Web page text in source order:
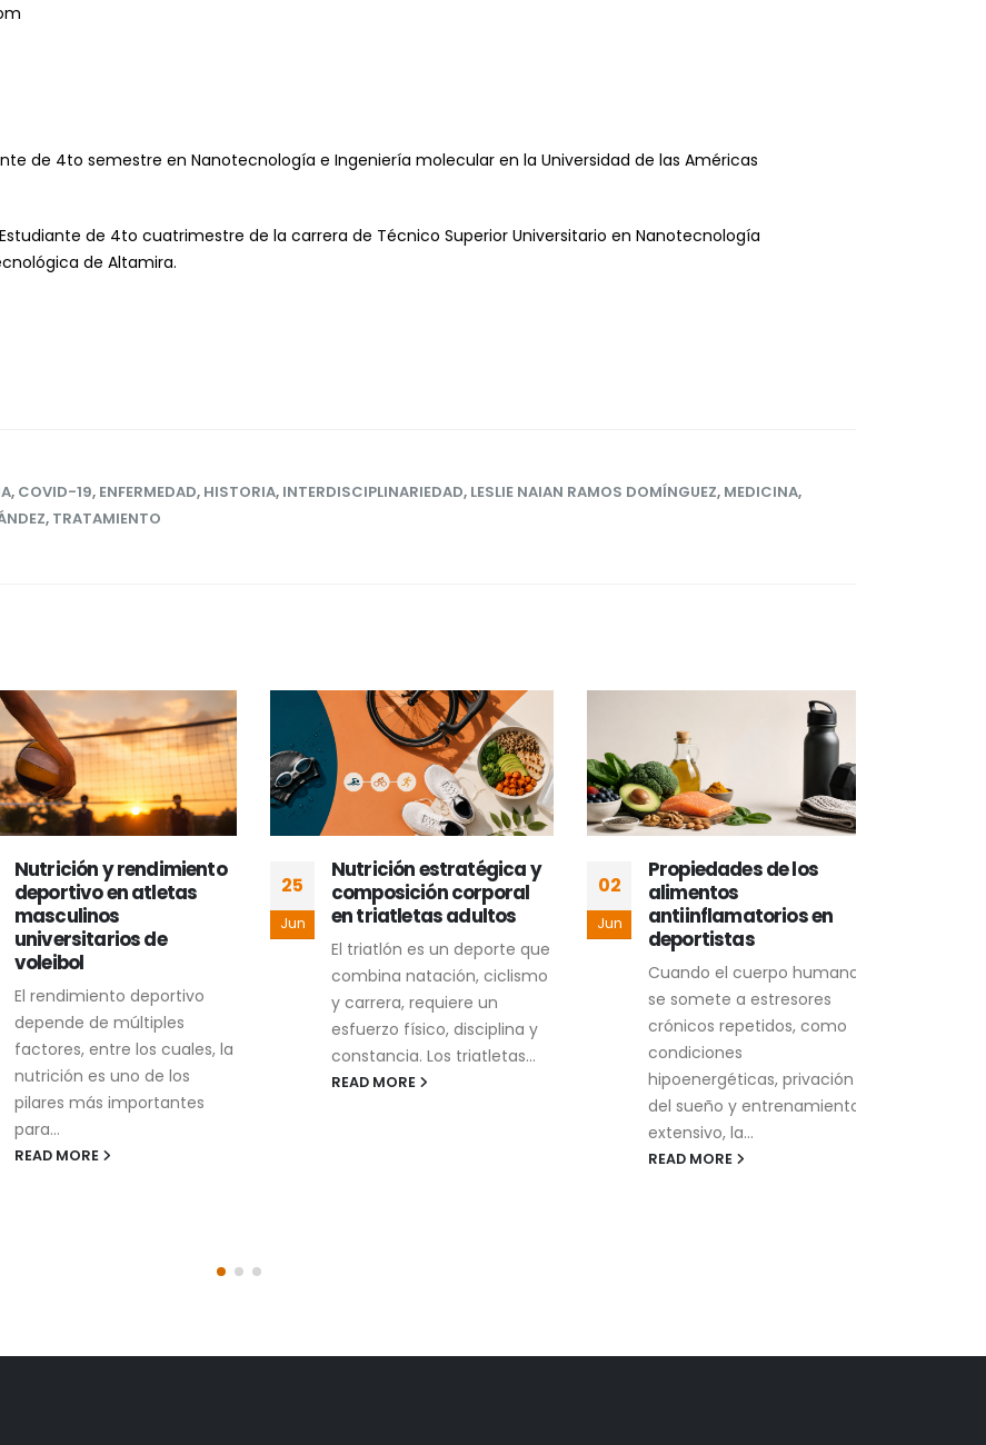
de 4to semestre en Nanotecnología e Ingeniería molecular en la Universidad de las Américas
Estudiante de 4to cuatrimestre de la carrera de Técnico Superior Universitario en Nanotecnología
de Altamira.
, COVID-19, ENFERMEDAD, HISTORIA, INTERDISCIPLINARIEDAD, LESLIE NAIAN RAMOS DOMÍNGUEZ, MEDICINA,
, TRATAMIENTO
Nutrición y rendimiento
deportivo en atletas
masculinos
universitarios de
voleibol
El rendimiento deportivo
depende de múltiples
factores, entre los cuales, la
nutrición es uno de los
pilares más importantes
para...
READ MORE
25
Jun
Nutrición estratégica y
composición corporal
en triatletas adultos
El triatlón es un deporte que
combina natación, ciclismo
y carrera, requiere un
esfuerzo físico, disciplina y
constancia. Los triatletas...
READ MORE
02
Jun
Propiedades de los
alimentos
antiinflamatorios en
deportistas
Cuando el cuerpo humano
se somete a estresores
crónicos repetidos, como
condiciones
hipoenergéticas, privación
del sueño y entrenamiento
extensivo, la...
READ MORE